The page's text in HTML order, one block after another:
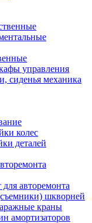
управления
сиденья механика
колес
деталей
авторемонта
шкворней
краны
амортизаторов